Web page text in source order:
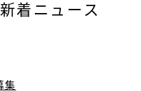
新着ニュース
集